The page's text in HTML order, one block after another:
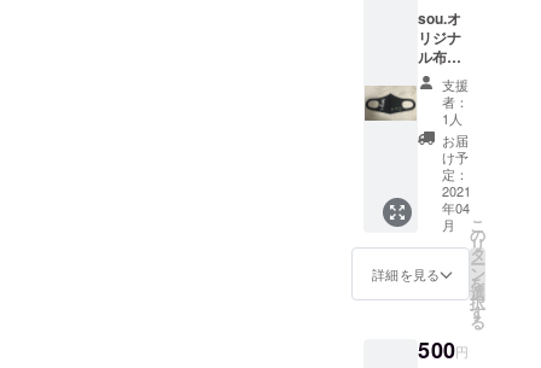
します！！
宮崎県日南
市出身
美容師兼看
護師をしつ
つ、趣味で
絵を描いた
りバスケッ
り、釣りを
ダーツした
sou.オ
リジナ
ル布製
マス
ク フ
リーサ
イズ 手
洗いで
何度で
も使用
できる
布製の
マスク
になり
ます。
ンの違
支援
者：
1人
お届
け予
定：
2021
年04
月
詳細を見る
こ
の
リ
タ
ー
ン
を
選
択
す
る
500円